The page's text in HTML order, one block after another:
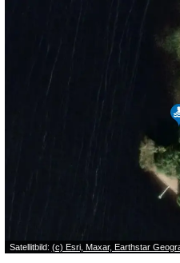
Satellitbild: (c) Esri, Maxar, Earthstar